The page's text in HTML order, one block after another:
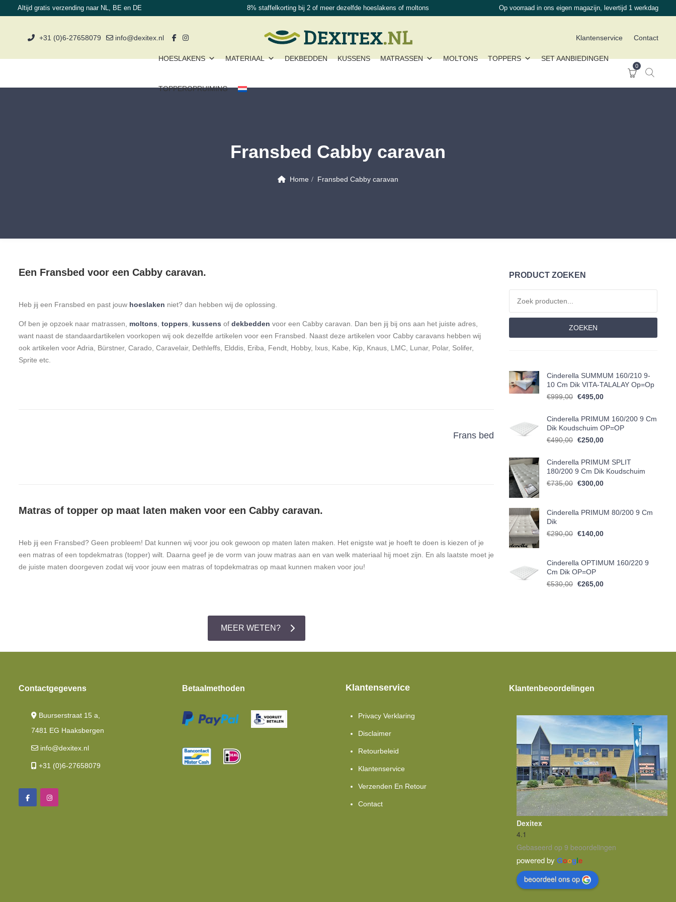
Altijd gratis verzending naar NL, BE en DE 8% staffelkorting bij 2 of meer dezelfde hoeslakens of moltons Op voorraad in ons eigen magazijn, levertijd 1 werkdag
+31 (0)6-27658079 info@dexitex.nl Klantenservice Contact
HOESLAKENS MATERIAAL DEKBEDDEN KUSSENS MATRASSEN MOLTONS TOPPERS SET AANBIEDINGEN
TOPPEROPRUIMING
0
Fransbed Cabby caravan
Home Fransbed Cabby caravan
Een Fransbed voor een Cabby caravan.
Heb jij een Fransbed en past jouw hoeslaken niet? dan hebben wij de oplossing.
Of ben je opzoek naar matrassen, moltons toppers kussens of dekbedden voor een Cabby caravan. Dan ben jij bij ons aan het juiste adres,
want naast de standaardartikelen voorkopen wij ook dezelfde artikelen voor een Fransbed. Naast deze artikelen voor Cabby caravans hebben wij
ook artikelen voor Adria, Bürstner, Carado, Caravelair, Dethleffs, Elddis, Eriba, Fendt, Hobby, Ixus, Kabe, Kip, Knaus, LMC, Lunar, Polar, Solifer,
Sprite etc.
Frans bed
Matras of topper op maat laten maken voor een Cabby caravan.
Heb jij een Fransbed? Geen probleem! Dat kunnen wij voor jou ook gewoon op maten laten maken. Het enigste wat je hoeft te doen is kiezen of je
een matras of een topdekmatras (topper) wilt. Daarna geef je de vorm van jouw matras aan en van welk materiaal hij moet zijn. En als laatste moet je
de juiste maten doorgeven zodat wij voor jouw een matras of topdekmatras op maat kunnen maken voor jou!
MEER WETEN?
PRODUCT ZOEKEN
ZOEKEN
Cinderella SUMMUM 160/210 9-
10 Cm Dik VITA-TALALAY Op=op
€999,00 Oorspronkelijke prijs was:
€495,00
Cinderella PRIMUM 160/200 9 Cm
Dik Koudschuim OP=OP
€490,00 Oorspronkelijke prijs was:
€250,00
Cinderella PRIMUM SPLIT
180/200 9 Cm Dik Koudschuim
€735,00 Oorspronkelijke prijs was:
€300,00
Cinderella PRIMUM 80/200 9 Cm
Dik
€290,00 Oorspronkelijke prijs was:
€140,00
Cinderella OPTIMUM 160/220 9
Cm Dik OP=OP
€530,00 Oorspronkelijke prijs was:
€265,00
Contactgegevens
Buurserstraat 15 a,
7481 EG Haaksbergen
info@dexitex.nl
+31 (0)6-27658079
Betaalmethoden Klantenservice
Privacy Verklaring
Disclaimer
Retourbeleid
Klantenservice
Verzenden En Retour
Contact
Klantenbeoordelingen
Dexitex
4.1
Gebaseerd op 9 beoordelingen
powered by Google
beoordeel ons op